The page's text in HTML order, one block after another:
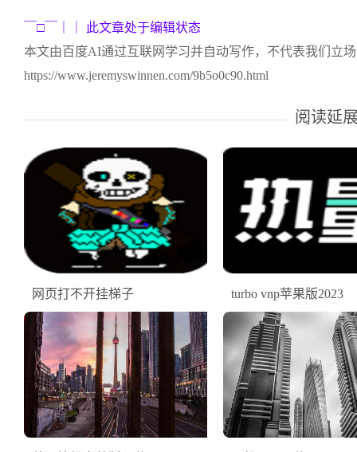
￣□￣｜｜ 此文章处于编辑状态
本文由百度AI通过互联网学习并自动写作，不代表我们立
https://www.jeremyswinnen.com/9b5o0c90.html
阅读延
网页打不开挂梯子 turbo vnp苹果版2023